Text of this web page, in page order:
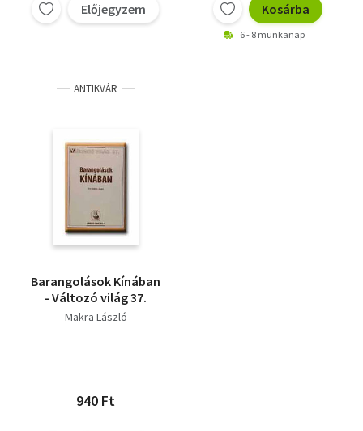
Előjegyzem Kosárba
6 - 8 munkanap
ANTIKVÁR
Barangolások Kínában
- Változó világ 37.
Makra László
940 Ft